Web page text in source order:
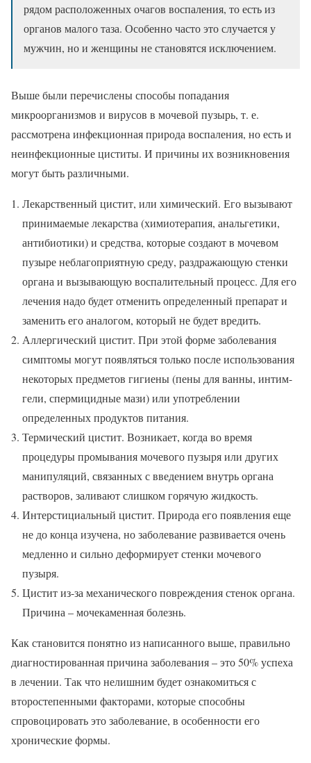
рядом расположенных очагов воспаления, то есть из
органов малого таза. Особенно часто это случается у
мужчин, но и женщины не становятся исключением.
Выше были перечислены способы попадания
микроорганизмов и вирусов в мочевой пузырь, т. е.
рассмотрена инфекционная природа воспаления, но есть и
неинфекционные циститы. И причины их возникновения
могут быть различными.
Лекарственный цистит, или химический. Его вызывают
принимаемые лекарства (химиотерапия, анальгетики,
антибиотики) и средства, которые создают в мочевом
пузыре неблагоприятную среду, раздражающую стенки
органа и вызывающую воспалительный процесс. Для его
лечения надо будет отменить определенный препарат и
заменить его аналогом, который не будет вредить.
Аллергический цистит. При этой форме заболевания
симптомы могут появляться только после использования
некоторых предметов гигиены (пены для ванны, интим-
гели, спермицидные мази) или употреблении
определенных продуктов питания.
Термический цистит. Возникает, когда во время
процедуры промывания мочевого пузыря или других
манипуляций, связанных с введением внутрь органа
растворов, заливают слишком горячую жидкость.
Интерстициальный цистит. Природа его появления еще
не до конца изучена, но заболевание развивается очень
медленно и сильно деформирует стенки мочевого
пузыря.
Цистит из-за механического повреждения стенок органа.
Причина – мочекаменная болезнь.
Как становится понятно из написанного выше, правильно
диагностированная причина заболевания – это 50% успеха
в лечении. Так что нелишним будет ознакомиться с
второстепенными факторами, которые способны
спровоцировать это заболевание, в особенности его
хронические формы.